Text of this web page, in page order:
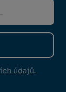
údajů.